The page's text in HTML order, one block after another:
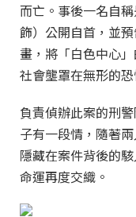
而亡。事後一名自
飾）公開自首，並
畫，將「白色中心
社會壟罩在無形的恐
負責偵辦此案的刑
子有一段情，隨著
隱藏在案件背後的
命運再度交織。